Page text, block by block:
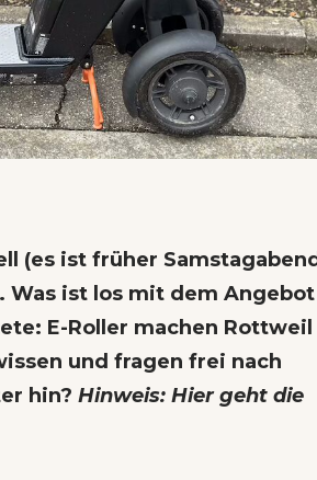
(es ist früher
Was ist los mit dem Angebot
E-Roller machen Rottweil
und fragen frei nach
hin?Hinweis:Hier geht die